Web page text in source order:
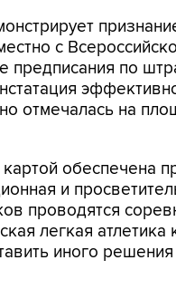
с
предписания по
отмечалась на
обеспечена
и
проводятся
легкая атлетика
иного